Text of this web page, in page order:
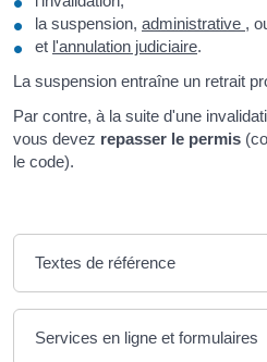
la suspension, administrative ,
et l'annulation judiciaire.
La suspension entraîne un retrait
Par contre, à la suite d'une
vous devez repasser le permis
le code).
Textes de référence
Services en ligne et formulaires